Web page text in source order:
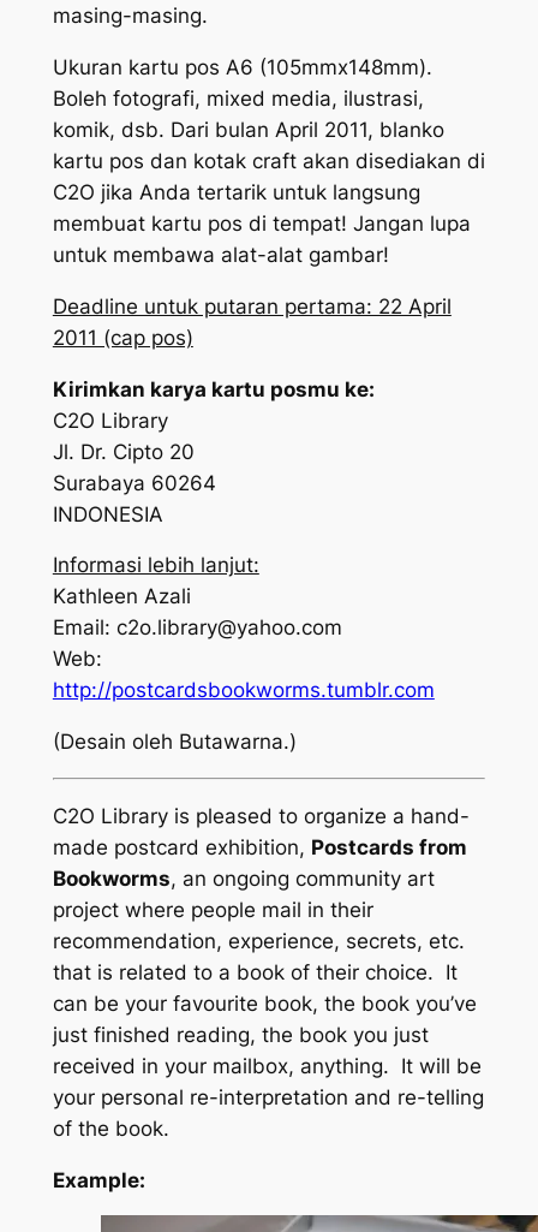
masing-masing.
Ukuran kartu pos A6 (105mmx148mm).
Boleh fotografi, mixed media, ilustrasi,
komik, dsb. Dari bulan April 2011, blanko
kartu pos dan kotak craft akan disediakan di
C2O jika Anda tertarik untuk langsung
membuat kartu pos di tempat! Jangan lupa
untuk membawa alat-alat gambar!
Deadline untuk putaran pertama: 22 April
2011 (cap pos)
Kirimkan karya kartu posmu ke:
C2O Library
Jl. Dr. Cipto 20
Surabaya 60264
INDONESIA
Informasi lebih lanjut:
Kathleen Azali
Email: c2o.library@yahoo.com
Web:
http://postcardsbookworms.tumblr.com
(Desain oleh Butawarna.)
C2O Library is pleased to organize a hand-
made postcard exhibition, Postcards from
Bookworms, an ongoing community art
project where people mail in their
recommendation, experience, secrets, etc.
that is related to a book of their choice. It
can be your favourite book, the book you’ve
just finished reading, the book you just
received in your mailbox, anything. It will be
yourpersonal re-interpretation and re-telling
of the book.
Example: